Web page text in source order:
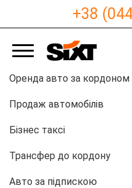
+38
Оренда авто за кордоном
Продаж автомобілів
Бізнес таксі
Трансфер до кордону
Авто за підпискою